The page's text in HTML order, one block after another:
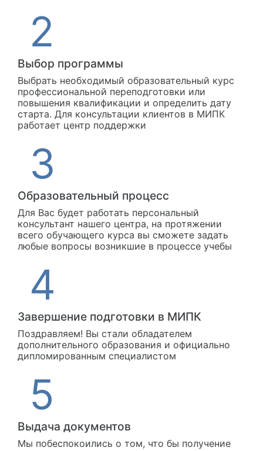
Выбор программы
Выбрать необходимый образовательный курс
профессиональной переподготовки или
повышения квалификации и определить дату
старта. Для консультации клиентов в МИПК
работает центр поддержки
Образовательный процесс
Для Вас будет работать персональный
консультант нашего центра, на протяжении
всего обучающего курса вы сможете задать
любые вопросы возникшие в процессе учебы
Завершение подготовки в МИПК
Поздравляем! Вы стали обладателем
дополнительного образования и официально
дипломированным специалистом
Выдача документов
Мы побеспокоились о том, что бы получение